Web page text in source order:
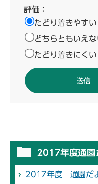
評価：
たどり着きやすい
どちらともいえな
たどり着きにくい
2017年度通園
2017年度 通園だ